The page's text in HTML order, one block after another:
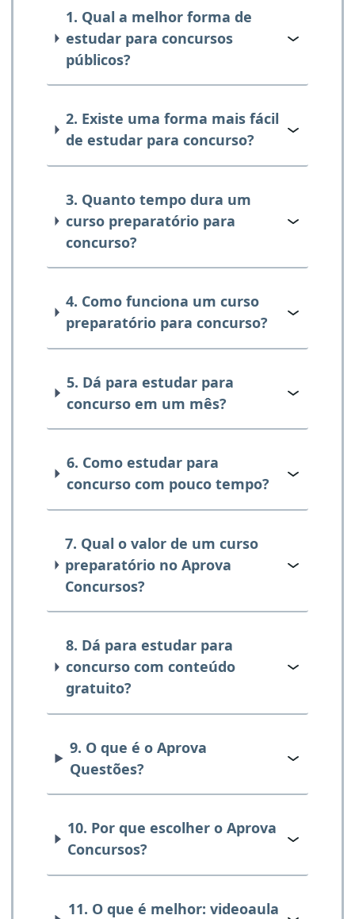
1. Qual a melhor forma de
estudar para concursos
públicos?
2. Existe uma forma mais fácil
de estudar para concurso?
3. Quanto tempo dura um
curso preparatório para
concurso?
4. Como funciona um curso
preparatório para concurso?
5. Dá para estudar para
concurso em um mês?
6. Como estudar para
concurso com pouco tempo?
7. Qual o valor de um curso
preparatório no Aprova
Concursos?
8. Dá para estudar para
concurso com conteúdo
gratuito?
9. O que é o Aprova
Questões?
10. Por que escolher o Aprova
Concursos?
11. O que é melhor: videoaula